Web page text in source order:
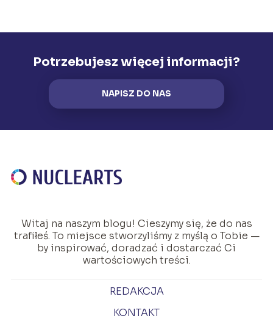
Potrzebujesz więcej informacji?
NAPISZ DO NAS
Witaj na naszym blogu! Cieszymy się, że do nas
trafiłeś. To miejsce stworzyliśmy z myślą o Tobie —
by inspirować, doradzać i dostarczać Ci
wartościowych treści.
REDAKCJA
KONTAKT